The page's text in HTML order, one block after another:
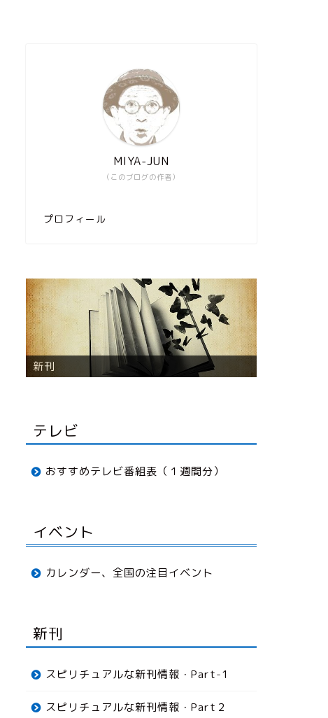
（このブログの作者）
MIYA-JUN
プロフィール
テレビ
おすすめテレビ番組表（１週間分）
イベント
カレンダー、全国の注目イベント
新刊
スピリチュアルな新刊情報・Part-1
スピリチュアルな新刊情報・Part２